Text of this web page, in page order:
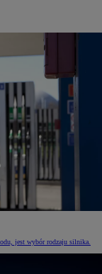
jest wybór rodzaju silnika.